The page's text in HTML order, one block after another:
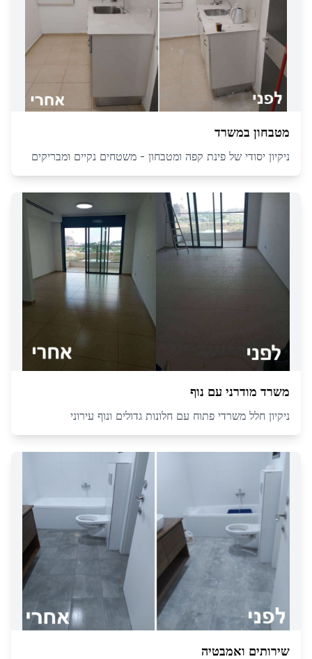
מטבחון במשרד
ניקיון יסודי של פינת קפה ומטבחון - משטחים נקיים ומבריקים
משרד מודרני עם נוף
ניקיון חלל משרדי פתוח עם חלונות גדולים ונוף עירוני
שירותים ואמבטיה